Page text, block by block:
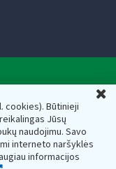
cookies). Būtinieji
Jūsų
naudojimu. Savo
interneto naršyklės
informacijos
el.paštas:
prie Lietuvos